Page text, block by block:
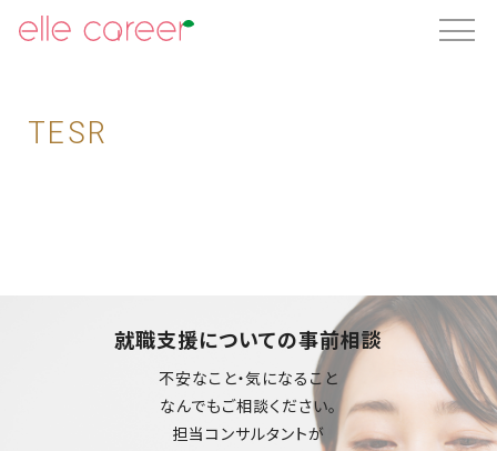
TESR
就職支援についての事前相談
不安なこと・気になること
なんでもご相談ください。
担当コンサルタントが